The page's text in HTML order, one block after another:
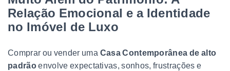
Relação Emocional e a Identidade
no Imóvel de Luxo
Comprar ou vender uma Casa Contemporânea de alto
padrãoenvolve expectativas, sonhos, frustrações e